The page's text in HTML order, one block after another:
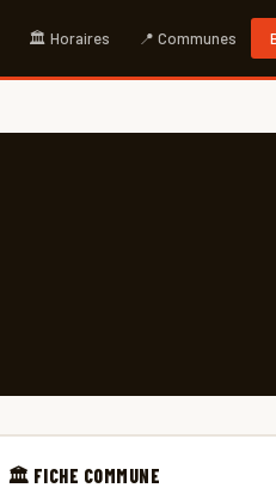
🏛 Horaires 📍 Communes
🏛 FICHE COMMUNE